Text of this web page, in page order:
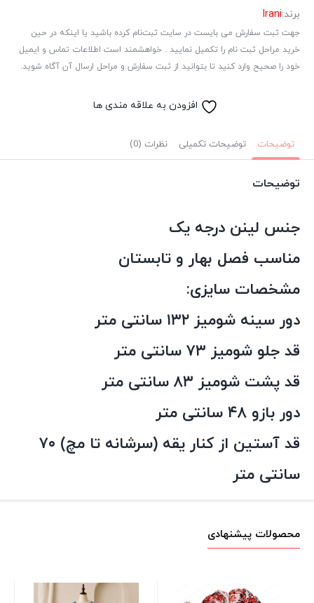
برند:Irani
جهت ثبت سفارش می بایست در سایت ثبت‌نام کرده باشید یا اینکه در حین
خرید مراحل ثبت نام را تکمیل نمایید . خواهشمند است اطلاعات تماس و ایمیل
خود را صحیح وارد کنید تا بتوانید از ثبت سفارش و مراحل ارسال آن آگاه شوید.
افزودن به علاقه مندی ها
توضیحات توضیحات تکمیلی نظرات (0)
توضیحات
جنس لینن درجه یک
مناسب فصل بهار و تابستان
مشخصات سایزی:
دور سینه شومیز ۱۳۲ سانتی متر
قد جلو شومیز ۷۳ سانتی متر
قد پشت شومیز ۸۳ سانتی متر
دور بازو ۴۸ سانتی متر
قد آستین از کنار یقه (سرشانه تا مچ) ۷۰
سانتی متر
محصولات پیشنهادی